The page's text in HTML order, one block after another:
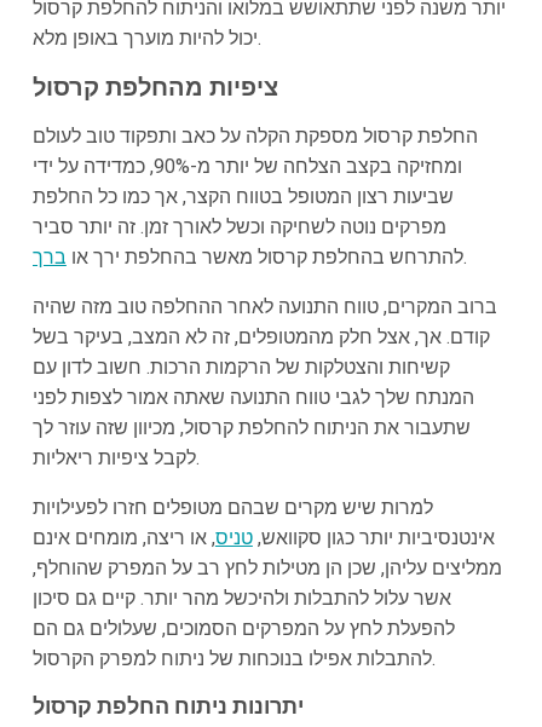
יותר משנה לפני שתתאושש במלואו והניתוח להחלפת קרסול
יכול להיות מוערך באופן מלא.
ציפיות מהחלפת קרסול
החלפת קרסול מספקת הקלה על כאב ותפקוד טוב לעולם
ומחזיקה בקצב הצלחה של יותר מ-90%, כמדידה על ידי
שביעות רצון המטופל בטווח הקצר, אך כמו כל החלפת
מפרקים נוטה לשחיקה וכשל לאורך זמן. זה יותר סביר
להתרחש בהחלפת קרסול מאשר בהחלפת ירך או ברך .
ברוב המקרים, טווח התנועה לאחר ההחלפה טוב מזה שהיה
קודם. אך, אצל חלק מהמטופלים, זה לא המצב, בעיקר בשל
קשיחות והצטלקות של הרקמות הרכות. חשוב לדון עם
המנתח שלך לגבי טווח התנועה שאתה אמור לצפות לפני
שתעבור את הניתוח להחלפת קרסול, מכיוון שזה עוזר לך
לקבל ציפיות ריאליות.
למרות שיש מקרים שבהם מטופלים חזרו לפעילויות
אינטנסיביות יותר כגון סקוואש,טניס, או ריצה, מומחים אינם
ממליצים עליהן, שכן הן מטילות לחץ רב על המפרק שהוחלף,
אשר עלול להתבלות ולהיכשל מהר יותר. קיים גם סיכון
להפעלת לחץ על המפרקים הסמוכים, שעלולים גם הם
להתבלות אפילו בנוכחות של ניתוח למפרק הקרסול.
יתרונות ניתוח החלפת קרסול